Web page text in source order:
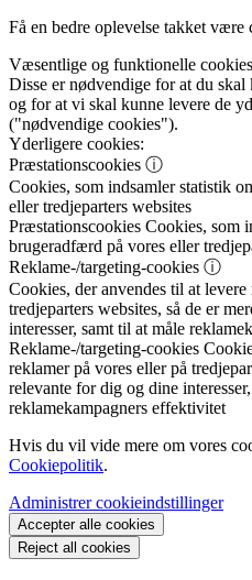
Få en bedre oplevelse takket være
Væsentlige og funktionelle
Disse er nødvendige for at du
og for at vi skal kunne levere de
("nødvendige cookies").
Yderligere cookies:
Præstationscookies ⓘ
Cookies, som indsamler statistik
eller tredjeparters websites
Præstationscookies Cookies, som
brugeradfærd på vores eller
Reklame-/targeting-cookies ⓘ
Cookies, der anvendes til at
tredjeparters websites, så de er
interesser, samt til at måle
Reklame-/targeting-cookies
reklamer på vores eller på
relevante for dig og dine
reklamekampagners effektivitet
Hvis du vil vide mere om vores
Cookiepolitik.
Administrer cookieindstillinger
Accepter alle cookies
Reject all cookies